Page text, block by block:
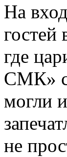
На
гостей
где
СМК»
могли
не